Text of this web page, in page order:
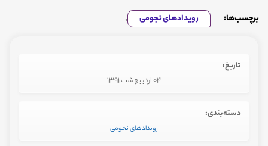
برچسب‌ها: رویدادهای نجومی ,
تاریخ:
04 اردیبهشت 1391
دسته‌بندی:
رویدادهای نجومی